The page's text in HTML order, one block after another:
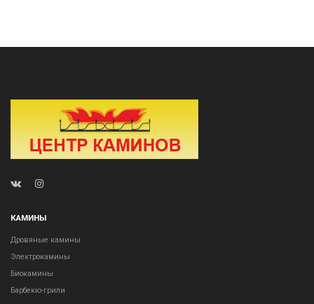
КАМИНЫ
Дровяные камины
Электрокамины
Биокамины
Барбекю-грили